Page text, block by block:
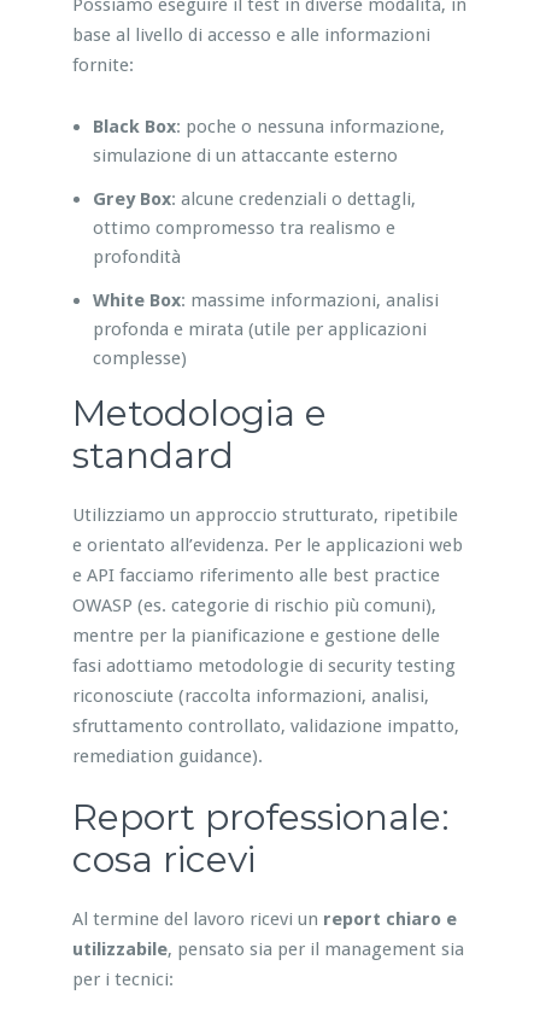
Possiamo eseguire il test in diverse modalità, in
base al livello di accesso e alle informazioni
fornite:
Black Box: poche o nessuna informazione,
simulazione di un attaccante esterno
Grey Box: alcune credenziali o dettagli,
ottimo compromesso tra realismo e
profondità
White Box: massime informazioni, analisi
profonda e mirata (utile per applicazioni
complesse)
Metodologia e
standard
Utilizziamo un approccio strutturato, ripetibile
e orientato all’evidenza. Per le applicazioni web
e API facciamo riferimento alle best practice
OWASP (es. categorie di rischio più comuni),
mentre per la pianificazione e gestione delle
fasi adottiamo metodologie di security testing
riconosciute (raccolta informazioni, analisi,
sfruttamento controllato, validazione impatto,
remediation guidance).
Report professionale:
cosa ricevi
Al termine del lavoro ricevi un report chiaro e
utilizzabile, pensato sia per il management sia
per i tecnici: